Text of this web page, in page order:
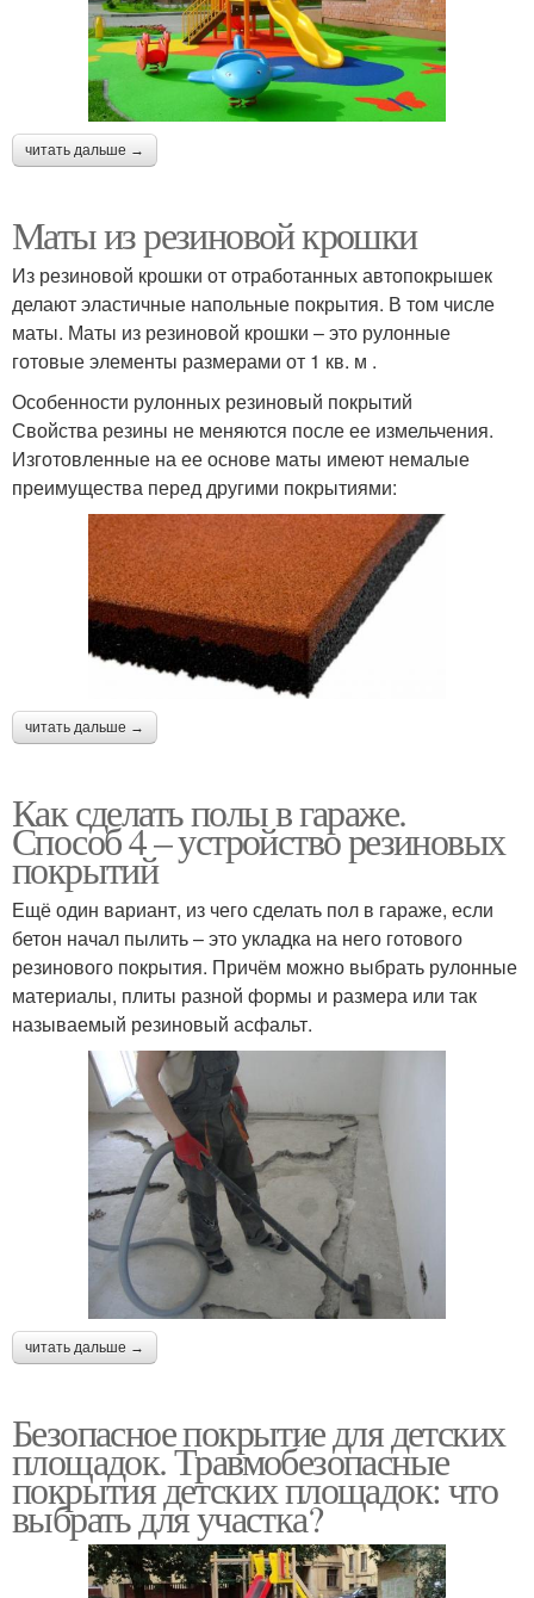
читать дальше →
Маты из резиновой крошки
Из резиновой крошки от отработанных автопокрышек
делают эластичные напольные покрытия. В том числе
маты. Маты из резиновой крошки – это рулонные
готовые элементы размерами от 1 кв. м .
Особенности рулонных резиновый покрытий
Свойства резины не меняются после ее измельчения.
Изготовленные на ее основе маты имеют немалые
преимущества перед другими покрытиями:
читать дальше →
Как сделать полы в гараже.
Способ 4 – устройство резиновых
покрытий
Ещё один вариант, из чего сделать пол в гараже, если
бетон начал пылить – это укладка на него готового
резинового покрытия. Причём можно выбрать рулонные
материалы, плиты разной формы и размера или так
называемый резиновый асфальт.
читать дальше →
Безопасное покрытие для детских
площадок. Травмобезопасные
покрытия детских площадок: что
выбрать для участка?